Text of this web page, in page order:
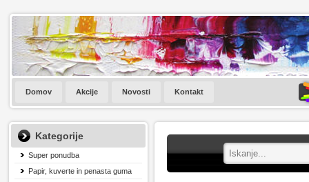
Domov Akcije Novosti Kontakt
Kategorije
Super ponudba
Papir, kuverte in penasta guma